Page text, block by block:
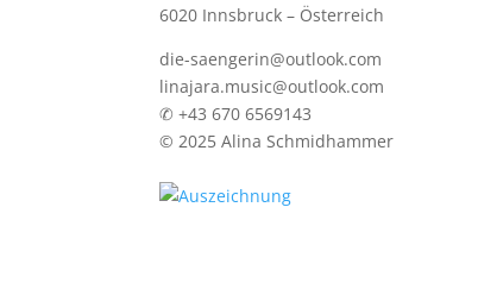
6020 Innsbruck – Österreich
die-saengerin@outlook.com
linajara.music@outlook.com
✆ +43 670 6569143
© 2025 Alina Schmidhammer